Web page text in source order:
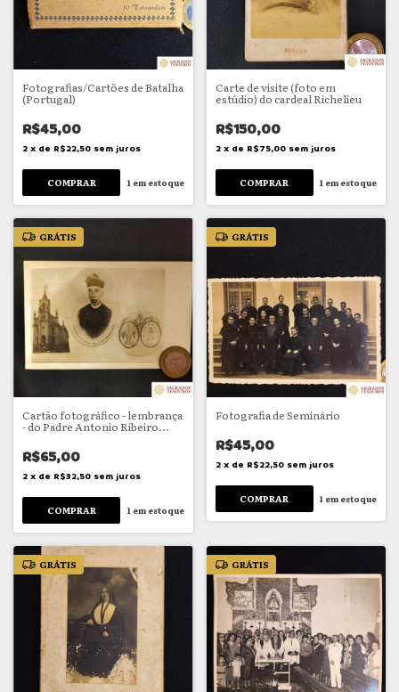
Fotografias/Cartões de Batalha
(Portugal)
R$45,00
2 x de R$22,50 sem juros
1 em estoque
Carte de visite (foto em
estúdio) do cardeal Richelieu
R$150,00
2 x de R$75,00 sem juros
1 em estoque
GRÁTIS
Cartão fotográfico - lembrança
- do Padre Antonio Ribeiro
R$65,00
2 x de R$32,50 sem juros
1em estoque
GRÁTIS
Fotografia de Seminário
R$45,00
2 x de R$22,50 sem juros
1 em estoque
GRÁTIS GRÁTIS